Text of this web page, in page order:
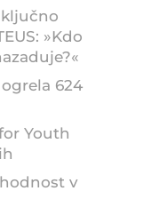
»Kdo
624
Youth
v